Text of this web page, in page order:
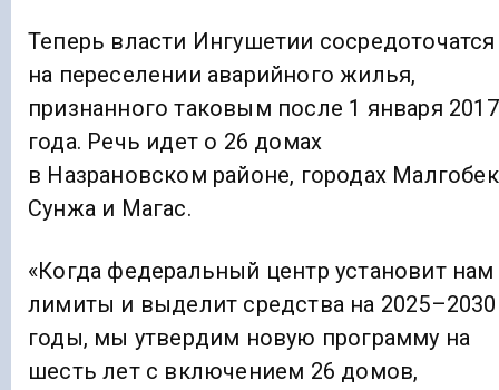
Теперь власти Ингушетии сосредоточатся
на переселении аварийного жилья,
признанного таковым после 1 января 2017
года. Речь идет о 26 домах
в Назрановском районе, городах
Сунжа и Магас.
«Когда федеральный центр установит нам
лимиты и выделит средства на 2025–2030
годы, мы утвердим новую программу на
шесть лет с включением 26 домов,